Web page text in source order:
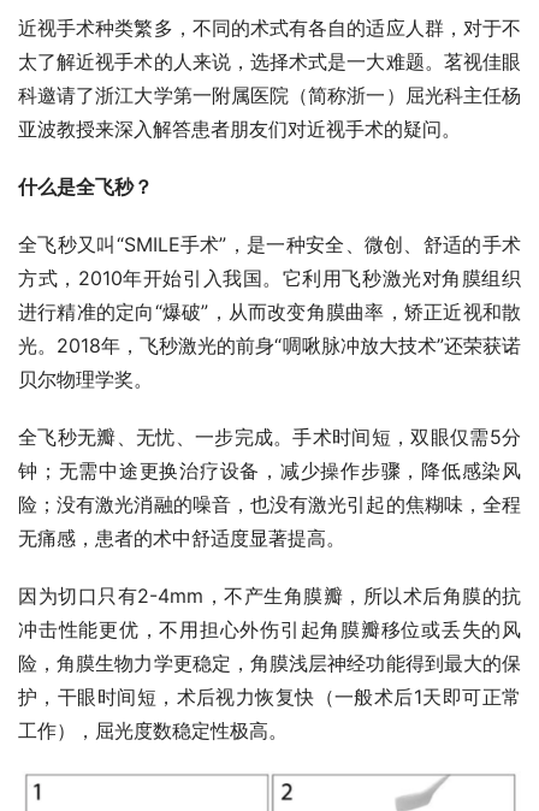
近视手术种类繁多，不同的术式有各自的适应人群，对于不
太了解近视手术的人来说，选择术式是一大难题。茗视佳眼
科邀请了浙江大学第一附属医院（简称浙一）屈光科主任杨
亚波教授来深入解答患者朋友们对近视手术的疑问。
什么是全飞秒？
全飞秒又叫“SMILE手术”，是一种安全、微创、舒适的手术
方式，2010年开始引入我国。它利用飞秒激光对角膜组织
进行精准的定向“爆破”，从而改变角膜曲率，矫正近视和散
光。2018年，飞秒激光的前身“啁啾脉冲放大技术”还荣获诺
贝尔物理学奖。
全飞秒无瓣、无忧、一步完成。手术时间短，双眼仅需5分
钟；无需中途更换治疗设备，减少操作步骤，降低感染风
险；没有激光消融的噪音，也没有激光引起的焦糊味，全程
无痛感，患者的术中舒适度显著提高。
因为切口只有2-4mm，不产生角膜瓣，所以术后角膜的抗
冲击性能更优，不用担心外伤引起角膜瓣移位或丢失的风
险，角膜生物力学更稳定，角膜浅层神经功能得到最大的保
护，干眼时间短，术后视力恢复快（一般术后1天即可正常
工作），屈光度数稳定性极高。